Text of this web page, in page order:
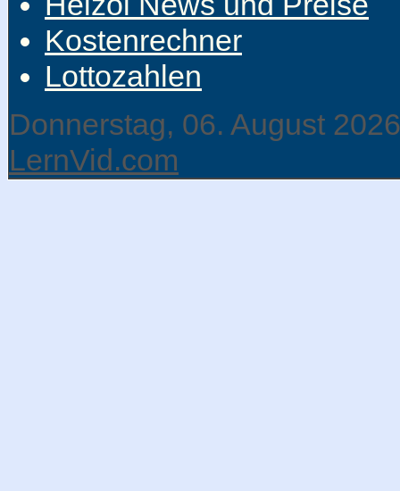
Kostenrechner
Lottozahlen
Donnerstag, 06. August 2026
LernVid.com